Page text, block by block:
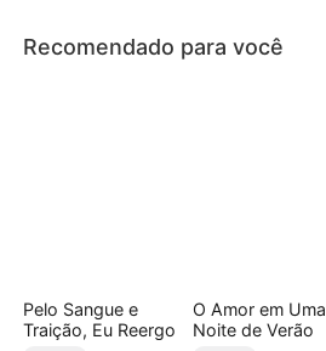
Recomendado para você
Pelo Sangue e
Traição, Eu Reergo
O Amor em Uma
Noite de Verão